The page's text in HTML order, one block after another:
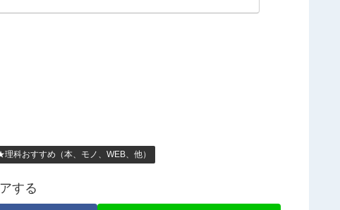
理科おすすめ（本、モノ、WEB、他）
する